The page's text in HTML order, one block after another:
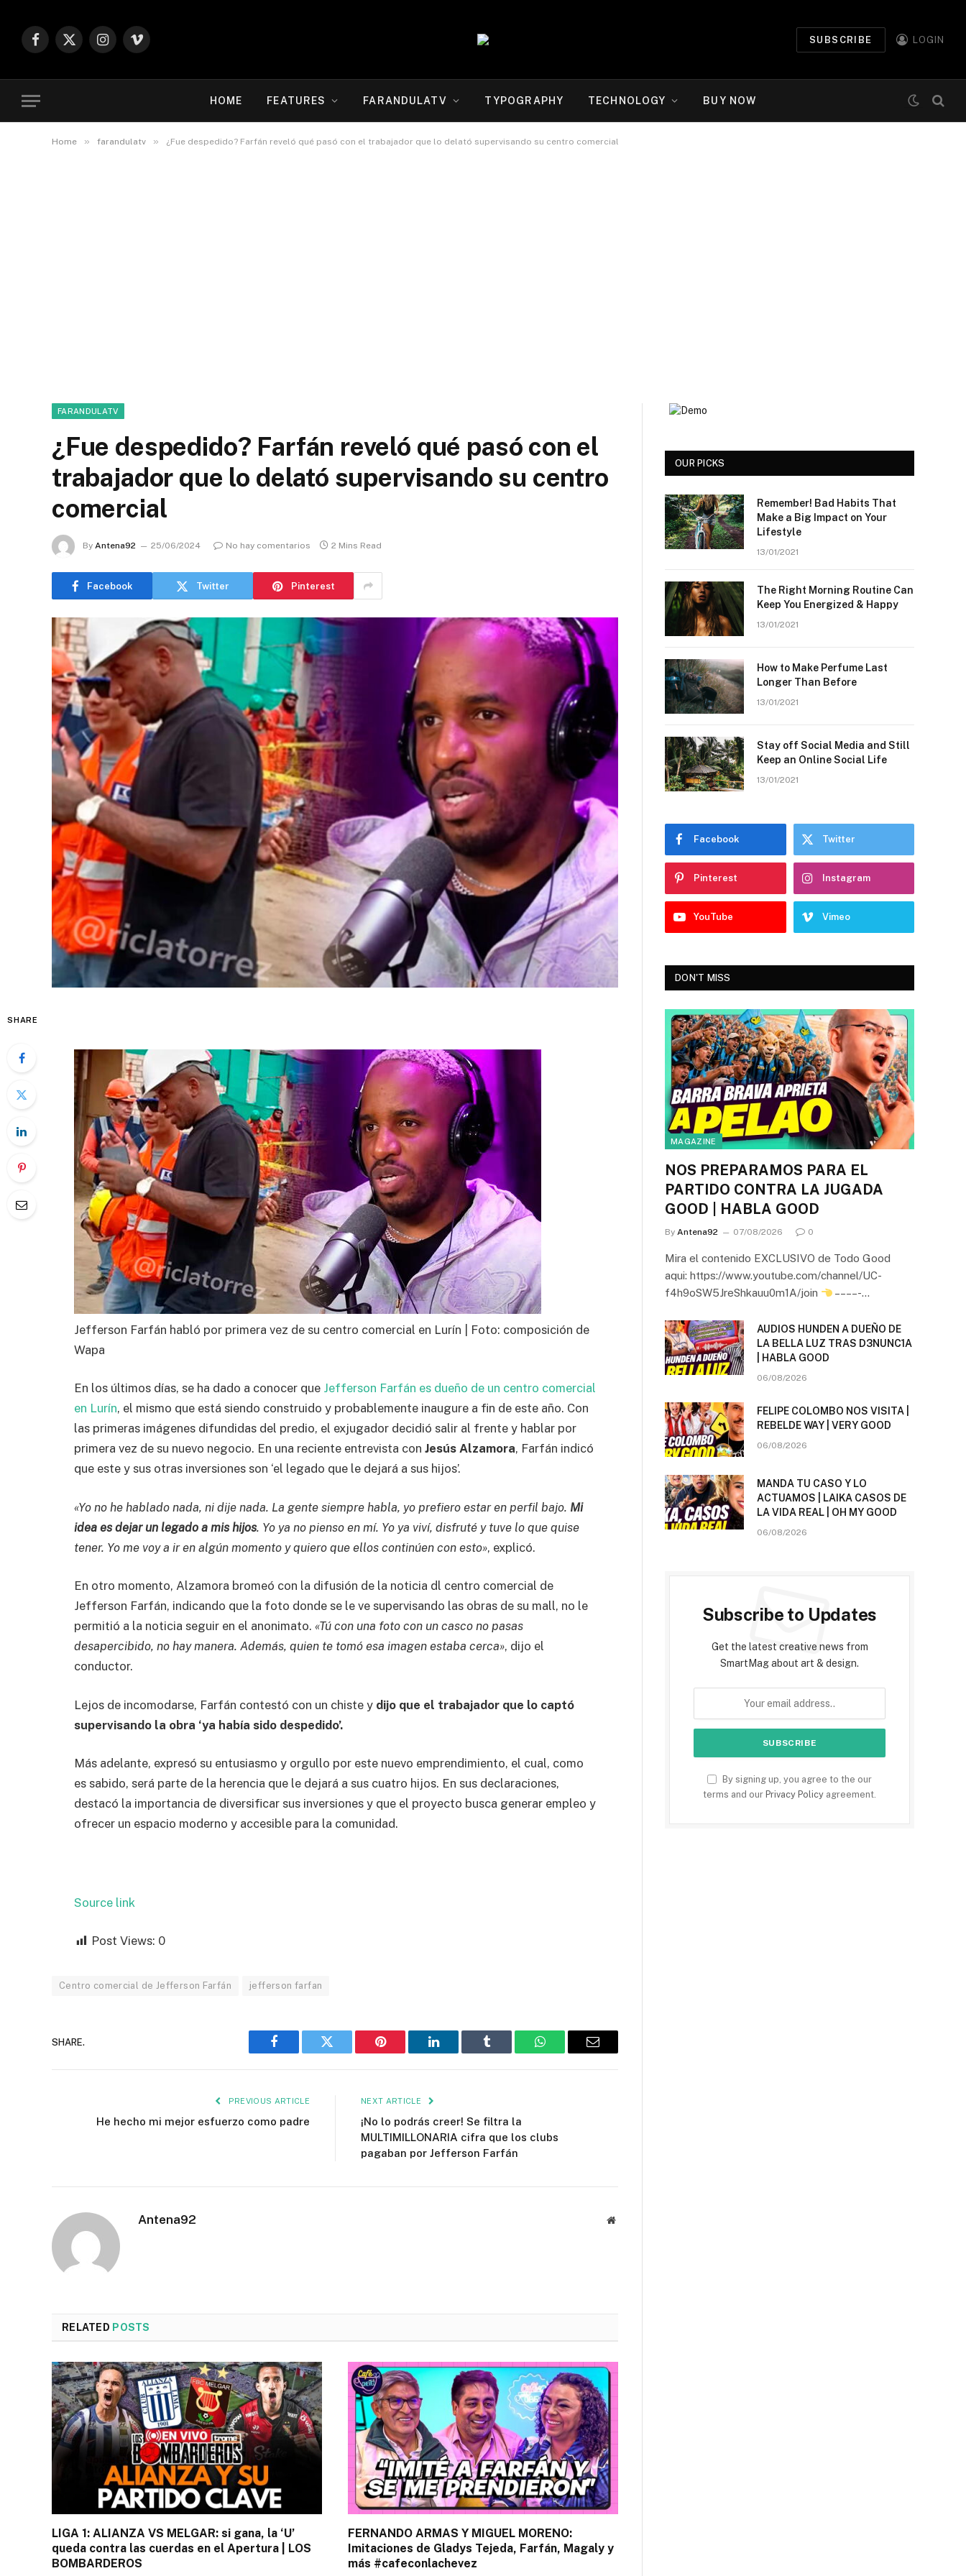
Facebook
X
Instagram
Vimeo
SUBSCRIBE LOGIN
HOME FEATURES FARANDULATV TYPOGRAPHY TECHNOLOGY BUY NOW
Home » farandulatv » ¿Fue despedido? Farfán reveló qué pasó con el trabajador que lo delató supervisando su centro comercial
FARANDULATV
¿Fue despedido? Farfán reveló qué pasó con el
trabajador que lo delató supervisando su centro
comercial
By Antena92 25/06/2024 No hay comentarios 2 Mins Read
Facebook Twitter Pinterest
SHARE
Jefferson Farfán habló por primera vez de su centro comercial en Lurín | Foto: composición de
Wapa
En los últimos días, se ha dado a conocer que Jefferson Farfán es dueño de un centro comercial
en Lurín, el mismo que está siendo construido y probablemente inaugure a fin de este año. Con
las primeras imágenes difundidas del predio, el exjugador decidió salir al frente y hablar por
primera vez de su nuevo negocio. En una reciente entrevista con Jesús Alzamora, Farfán indicó
que este y sus otras inversiones son ‘el legado que le dejará a sus hijos’.
«Yo no he hablado nada, ni dije nada. La gente siempre habla, yo prefiero estar en perfil bajo. Mi
idea es dejar un legado a mis hijos. Yo ya no pienso en mí. Yo ya viví, disfruté y tuve lo que quise
tener. Yo me voy a ir en algún momento y quiero que ellos continúen con esto», explicó.
En otro momento, Alzamora bromeó con la difusión de la noticia dl centro comercial de
Jefferson Farfán, indicando que la foto donde se le ve supervisando las obras de su mall, no le
permitió a la noticia seguir en el anonimato. «Tú con una foto con un casco no pasas
desapercibido, no hay manera. Además, quien te tomó esa imagen estaba cerca», dijo el
conductor.
Lejos de incomodarse, Farfán contestó con un chiste y dijo que el trabajador que lo captó
supervisando la obra ‘ya había sido despedido’.
Más adelante, expresó su entusiasmo y orgullo por este nuevo emprendimiento, el cual, como
es sabido, será parte de la herencia que le dejará a sus cuatro hijos. En sus declaraciones,
destacó la importancia de diversificar sus inversiones y que el proyecto busca generar empleo y
ofrecer un espacio moderno y accesible para la comunidad.
Source link
Post Views: 0
Centro comercial de Jefferson Farfán jefferson farfan
SHARE.
Facebook Twitter Pinterest LinkedIn Tumblr WhatsAppEmail
PREVIOUS ARTICLE
He hecho mi mejor esfuerzo como padre
NEXT ARTICLE
¡No lo podrás creer! Se filtra la
MULTIMILLONARIA cifra que los clubs
pagaban por Jefferson Farfán
Antena92 Website
RELATED POSTS
LIGA 1: ALIANZA VS MELGAR: si gana, la ‘U’
queda contra las cuerdas en el Apertura | LOS
BOMBARDEROS
FERNANDO ARMAS Y MIGUEL MORENO:
Imitaciones de Gladys Tejeda, Farfán, Magaly y
más #cafeconlachevez
OUR PICKS
Remember! Bad Habits That
Make a Big Impact on Your
Lifestyle
13/01/2021
The Right Morning Routine Can
Keep You Energized & Happy
13/01/2021
How to Make Perfume Last
Longer Than Before
13/01/2021
Stay off Social Media and Still
Keep an Online Social Life
13/01/2021
Facebook Twitter
Pinterest Instagram
YouTube Vimeo
DON'T MISS
MAGAZINE
NOS PREPARAMOS PARA EL
PARTIDO CONTRA LA JUGADA
GOOD | HABLA GOOD
By Antena92 07/08/2026 0
Mira el contenido EXCLUSIVO de Todo Good
aqui: https://www.youtube.com/channel/UC-
f4h9oSW5JreShkauu0m1A/join
– – – – -…
AUDIOS HUNDEN A DUEÑO DE
LA BELLA LUZ TRAS D3NUNC1A
| HABLA GOOD
06/08/2026
FELIPE COLOMBO NOS VISITA |
REBELDE WAY | VERY GOOD
06/08/2026
MANDA TU CASO Y LO
ACTUAMOS | LAIKA CASOS DE
LA VIDA REAL | OH MY GOOD
06/08/2026
Subscribe to Updates
Get the latest creative news from
SmartMag about art & design.
By signing up, you agree to the our
terms and our Privacy Policy agreement.